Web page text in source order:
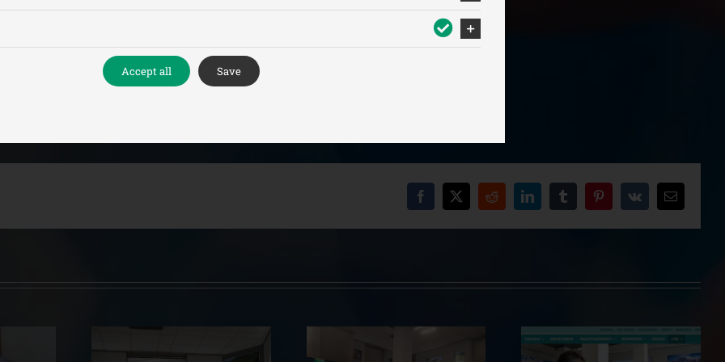
Facebook
X RedditLinkedInTumblrPinterest
Vk Email
Η καθοριστική συμβολή της
Accept all Save